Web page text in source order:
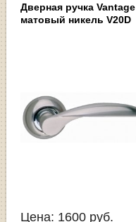
Дверная ручка Vantage
матовый никель V20D
Цена: 1600 руб.